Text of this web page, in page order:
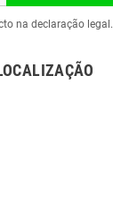
na declaração legal.